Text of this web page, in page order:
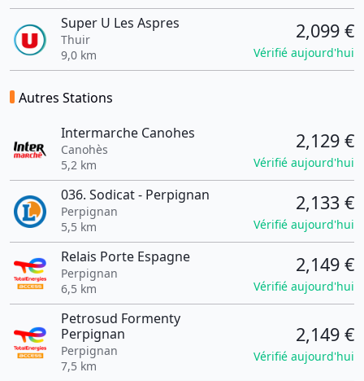
Super U Les Aspres
Thuir
9,0 km
2,099 €
Vérifié aujourd'hui
Autres Stations
Intermarche Canohes
Canohès
5,2 km
2,129 €
Vérifié aujourd'hui
036. Sodicat - Perpignan
Perpignan
5,5 km
2,133 €
Vérifié aujourd'hui
Relais Porte Espagne
Perpignan
6,5 km
2,149 €
Vérifié aujourd'hui
Petrosud Formenty
Perpignan
Perpignan
7,5 km
2,149 €
Vérifié aujourd'hui